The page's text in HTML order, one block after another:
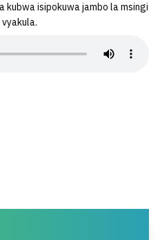
kubwa isipokuwa jambo la msingi